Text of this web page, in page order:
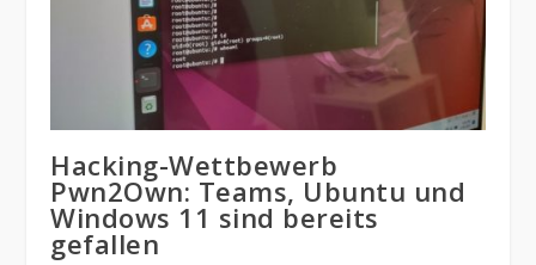
Hacking-Wettbewerb
Pwn2Own: Teams, Ubuntu und
Windows 11 sind bereits
gefallen